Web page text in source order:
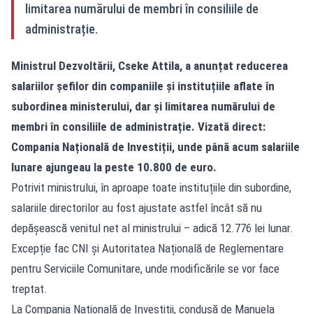
limitarea numărului de membri în consiliile de
administrație.
Ministrul Dezvoltării, Cseke Attila, a anunțat reducerea
salariilor șefilor din companiile și instituțiile aflate în
subordinea ministerului, dar și limitarea numărului de
membri în consiliile de administrație. Vizată direct:
Compania Națională de Investiții, unde până acum salariile
lunare ajungeau la peste 10.800 de euro.
Potrivit ministrului, în aproape toate instituțiile din subordine,
salariile directorilor au fost ajustate astfel încât să nu
depășească venitul net al ministrului – adică 12.776 lei lunar.
Excepție fac CNI și Autoritatea Națională de Reglementare
pentru Serviciile Comunitare, unde modificările se vor face
treptat.
La Compania Națională de Investiții, condusă de Manuela